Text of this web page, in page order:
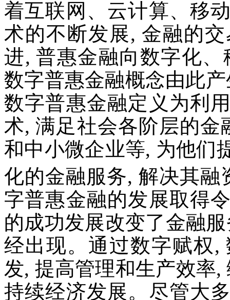
着互联网、云计算、移
术的不断发展, 金融的
进, 普惠金融向数字化
数字普惠金融概念由此
数字普惠金融定义为利
术, 满足社会各阶层的
和中小微企业等, 为他们
化的金融服务, 解决其融
字普惠金融的发展取得
的成功发展改变了金融
经出现。通过数字赋权,
发, 提高管理和生产效率
持续经济发展。尽管大